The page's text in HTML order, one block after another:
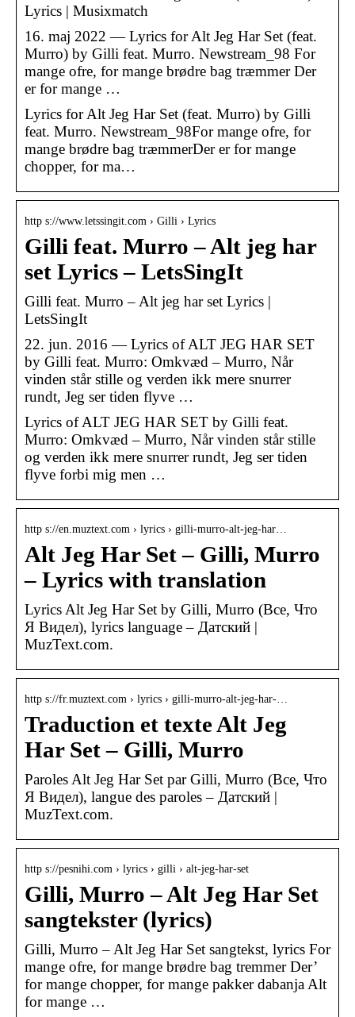
Lyrics | Musixmatch
16. maj 2022 — Lyrics for Alt Jeg Har Set (feat.
Murro) by Gilli feat. Murro. Newstream_98 For
mange ofre, for mange brødre bag træmmer Der
er for mange …
Lyrics for Alt Jeg Har Set (feat. Murro) by Gilli
feat. Murro. Newstream_98For mange ofre, for
mange brødre bag træmmerDer er for mange
chopper, for ma…
http s://www.letssingit.com › Gilli › Lyrics
Gilli feat. Murro – Alt jeg har
set Lyrics – LetsSingIt
Gilli feat. Murro – Alt jeg har set Lyrics |
LetsSingIt
22. jun. 2016 — Lyrics of ALT JEG HAR SET
by Gilli feat. Murro: Omkvæd – Murro, Når
vinden står stille og verden ikk mere snurrer
rundt, Jeg ser tiden flyve …
Lyrics of ALT JEG HAR SET by Gilli feat.
Murro: Omkvæd – Murro, Når vinden står stille
og verden ikk mere snurrer rundt, Jeg ser tiden
flyve forbi mig men …
http s://en.muztext.com › lyrics › gilli-murro-alt-jeg-har…
Alt Jeg Har Set – Gilli, Murro
– Lyrics with translation
Lyrics Alt Jeg Har Set by Gilli, Murro (Все, Что
Я Видел), lyrics language – Датский |
MuzText.com.
http s://fr.muztext.com › lyrics › gilli-murro-alt-jeg-har-…
Traduction et texte Alt Jeg
Har Set – Gilli, Murro
Paroles Alt Jeg Har Set par Gilli, Murro (Все, Что
Я Видел), langue des paroles – Датский |
MuzText.com.
http s://pesnihi.com › lyrics › gilli › alt-jeg-har-set
Gilli, Murro – Alt Jeg Har Set
sangtekster (lyrics)
Gilli, Murro – Alt Jeg Har Set sangtekst, lyrics For
mange ofre, for mange brødre bag tremmer Der’
for mange chopper, for mange pakker dabanja Alt
for mange …